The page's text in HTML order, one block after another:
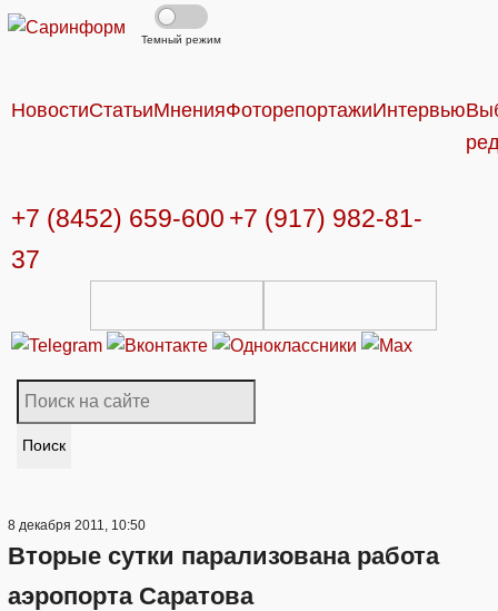
Темный режим
НовостиСтатьиМненияФоторепортажиИнтервью
+7 (8452) 659-600 +7 (917) 982-81-
37
Поиск
8 декабря 2011, 10:50
Вторые сутки парализована работа
аэропорта Саратова